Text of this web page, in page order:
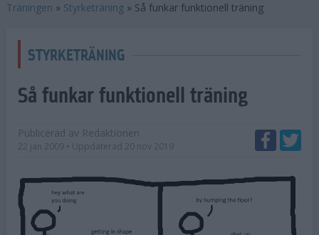
Träningen » Styrketräning » Så funkar funktionell träning
STYRKETRÄNING
Så funkar funktionell träning
Publicerad av Redaktionen
22 jan 2009 • Uppdaterad 20 nov 2019